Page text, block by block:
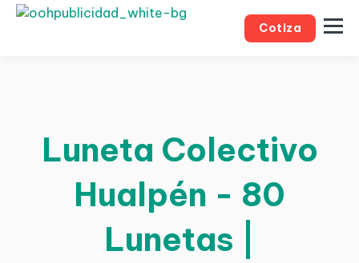
Cotiza
Luneta Colectivo
Hualpén - 80
Lunetas |